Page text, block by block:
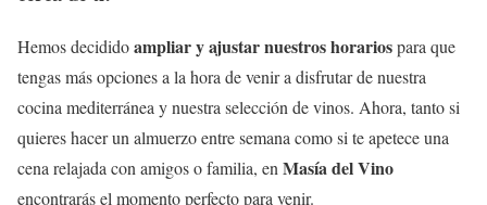
Hemos decididoampliar y ajustar nuestros horariospara que
tengas más opciones a la hora de venir a disfrutar de nuestra
cocina mediterránea y nuestra selección de vinos. Ahora, tanto si
quieres hacer un almuerzo entre semana como si te apetece una
cena relajada con amigos o familia, en Masía del Vino
encontrarás el momento perfecto para venir.